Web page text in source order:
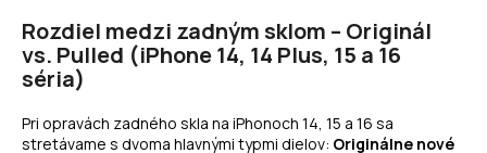
Rozdiel medzi zadným sklom – Originál
vs. Pulled (iPhone 14, 14 Plus, 15 a 16
séria)
Pri opravách zadného skla na iPhonoch 14, 15 a 16 sa
stretávame s dvoma hlavnými typmi dielov: Originálne nové
t
r
e
b